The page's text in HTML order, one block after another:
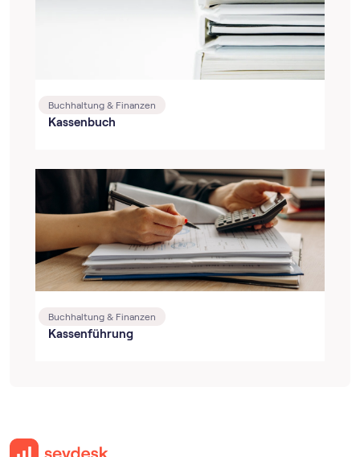
Buchhaltung & Finanzen
Kassenbuch
Buchhaltung & Finanzen
Kassenführung